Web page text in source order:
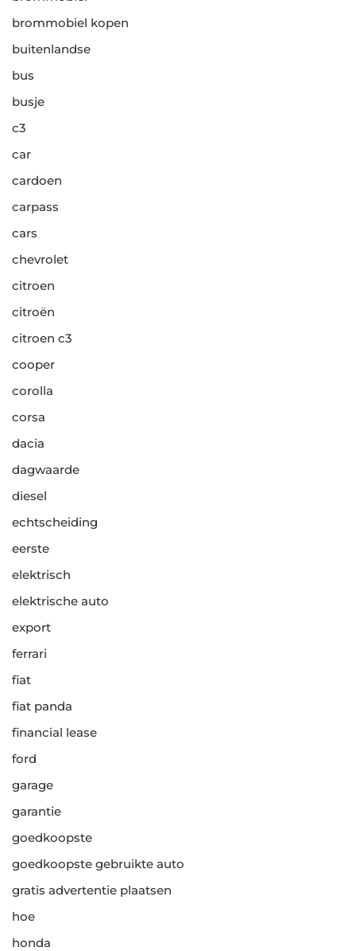
brommobiel kopen
buitenlandse
bus
busje
c3
car
cardoen
carpass
cars
chevrolet
citroen
citroën
citroen c3
cooper
corolla
corsa
dacia
dagwaarde
diesel
echtscheiding
eerste
elektrisch
elektrische auto
export
ferrari
fiat
fiat panda
financial lease
ford
garage
garantie
goedkoopste
goedkoopste gebruikte auto
gratis advertentie plaatsen
hoe
honda